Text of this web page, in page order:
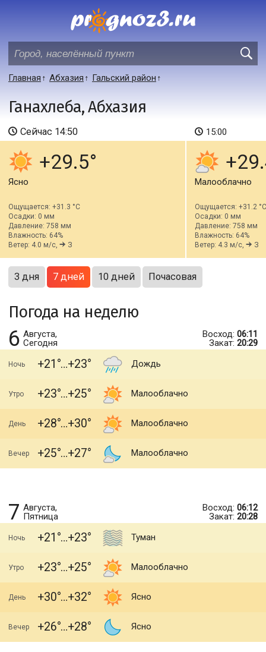
Главная Абхазия Гальский район
Ганахлеба, Абхазия
Сейчас 14:50
+29.5
Ясно
Ощущается: +31.3 °C
Осадки: 0 мм
Давление: 758 мм
Влажность: 64%
Ветер: 4.0 м/с,
З
15:00
Малооблачно
Ощущается: +31.2 °C
Осадки: 0 мм
Давление: 758 мм
Влажность: 64%
Ветер: 4.3 м/с,
З
3 дня 7 дней 10 дней Почасовая
Погода на неделю
6 Августа,
Сегодня
Восход: 06:11
Закат: 20:29
Ночь +21 +23 Дождь
Утро +23 +25 Малооблачно
День +28 +30 Малооблачно
Вечер +25 +27 Малооблачно
7 Августа,
Пятница
Восход: 06:12
Закат: 20:28
Ночь +21 +23 Туман
Утро +23 +25 Малооблачно
День +30 +32 Ясно
Вечер +26 +28 Ясно